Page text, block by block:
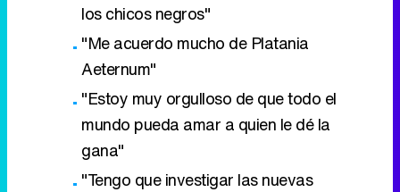
los chicos negros"
"Me acuerdo mucho de Platania
Aeternum"
"Estoy muy orgulloso de que todo el
mundo pueda amar a quien le dé la
gana"
"Tengo que investigar las nuevas